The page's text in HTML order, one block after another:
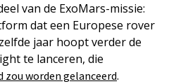
van de ExoMars-missie:
dat een Europese rover
jaar hoopt verder de
te lanceren, die
zou worden gelanceerd.